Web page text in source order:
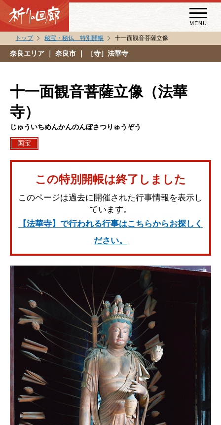
MENU
秘宝・秘仏特別開帳
祈りの回廊コラム
トップ 秘宝・秘仏 特別開帳 十一面観音菩薩立像
奈良エリア ｜ 奈良市 ｜ ［寺］法華寺
十一面観音菩薩立像（法華
寺）
じゅういちめんかんのんぼさつりゅうぞう
国宝
この特別開帳は終了しました
このページは過去に開催された行事情報を表示し
ています。
【法華寺】で行われる行事はこちらからお探しく
ださい。